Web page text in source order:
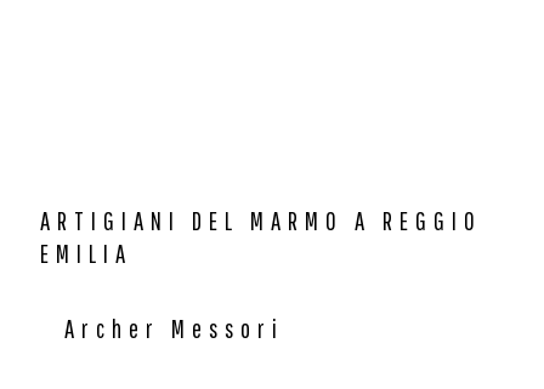
ARTIGIANI DEL MARMO A REGGIO
EMILIA
Archer Messori